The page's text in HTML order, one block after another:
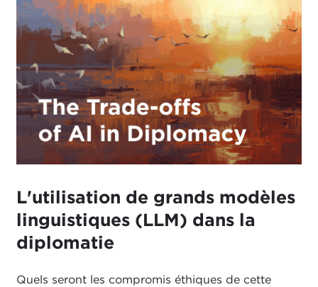
L'utilisation de grands modèles
linguistiques (LLM) dans la
diplomatie
Quels seront les compromis éthiques de cette